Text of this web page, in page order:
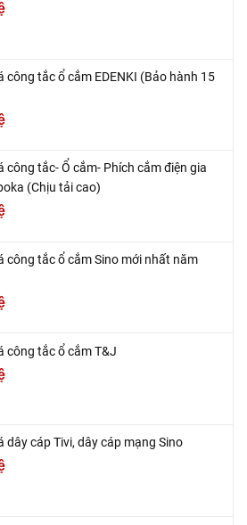
công tắc ổ cắm EDENKI (Bảo hành 15
công tắc- Ổ cắm- Phích cắm điện gia
(Chịu tải cao)
công tắc ổ cắm Sino mới nhất năm
công tắc ổ cắm T&J
dây cáp Tivi, dây cáp mạng Sino